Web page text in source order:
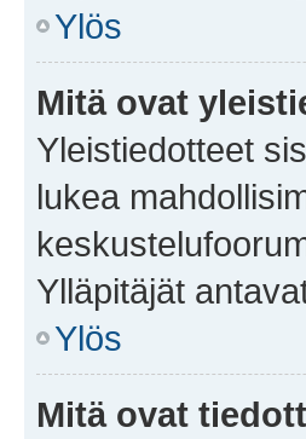
Ylös
Mitä ovat
Yleistiedotteet
lukea
Ylläpitäjät
Ylös
Mitä ovat